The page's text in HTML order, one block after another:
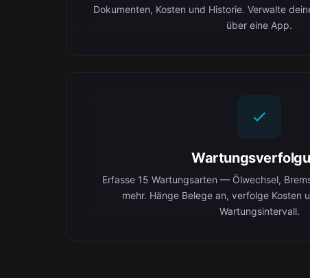
Dokumenten, Kosten und Historie. Verwalte
über eine App.
Erfasse 15 Wartungsarten — Ölwechsel,
mehr. Hänge Belege an, verfolge Kosten
Wartungsintervall.